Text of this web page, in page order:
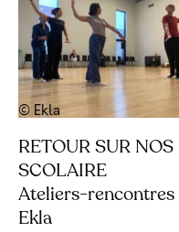
© Ekla
RETOUR SUR
SCOLAIRE
Ateliers-rencontres
Ekla